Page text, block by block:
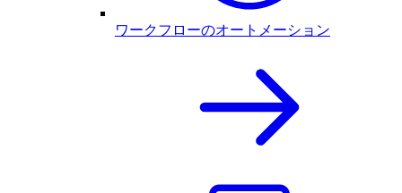
ワークフローのオートメーション